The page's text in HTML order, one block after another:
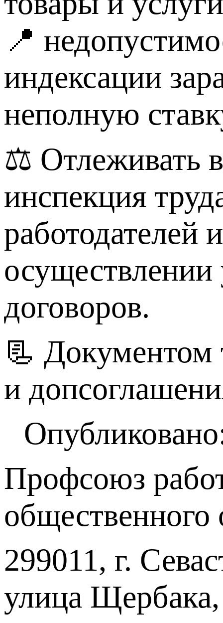
📍
индексации
неполную
⚖️ Отлеживать
инспекция
работодателей
осуществлении
договоров.
📃 Документом
и
Профсоюз
299011, г.
улица